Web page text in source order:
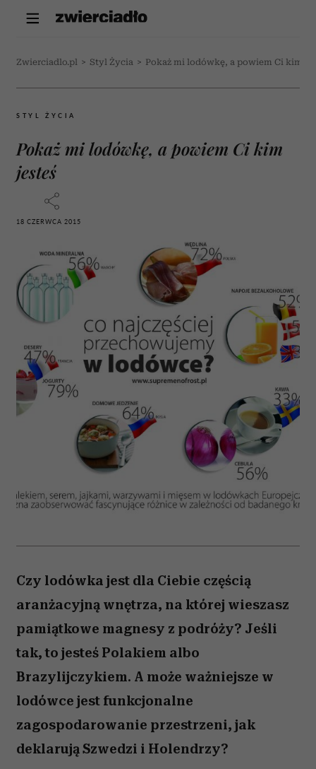
Zwierciadlo.pl > Styl Życia > Pokaż mi lodówkę, a powiem Ci kim
STYL ŻYCIA
Pokaż mi lodówkę, a powiem Ci kim
jesteś
18 CZERWCA 2015
Czy lodówka jest dla Ciebie częścią
aranżacyjną wnętrza, na której wieszasz
pamiątkowe magnesy z podróży? Jeśli
tak, to jesteś Polakiem albo
Brazylijczykiem. A może ważniejsze w
lodówce jest funkcjonalne
zagospodarowanie przestrzeni, jak
deklarują Szwedzi i Holendrzy?